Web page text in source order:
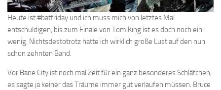
Heute ist #batfriday und ich muss mich von letztes Mal
entschuldigen, bis zum Finale von Tom King ist es doch noch ein
wenig. Nichtsdestotrotz hatte ich wirklich große Lust auf den nun
schon zehnten Band.
Vor Bane City ist noch mal Zeit für ein ganz besonderes Schläfchen,
es sagte ja keiner das Träume immer gut verlaufen müssen. Bruce